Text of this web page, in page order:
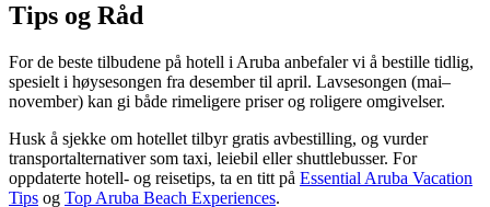
Tips og Råd
For de beste tilbudene på hotell i Aruba anbefaler vi å bestille tidlig,
spesielt i høysesongen fra desember til april. Lavsesongen (mai–
november) kan gi både rimeligere priser og roligere omgivelser.
Husk å sjekke om hotellet tilbyr gratis avbestilling, og vurder
transportalternativer som taxi, leiebil eller shuttlebusser. For
oppdaterte hotell- og reisetips, ta en titt på Essential Aruba Vacation
Tips og Top Aruba Beach Experiences.